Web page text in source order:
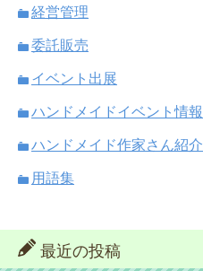
経営管理
委託販売
イベント出展
ハンドメイドイベント情報
ハンドメイド作家さん紹介
用語集
最近の投稿